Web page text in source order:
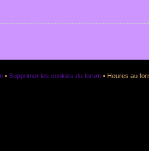
• Supprimer les cookies du forum • Heures au